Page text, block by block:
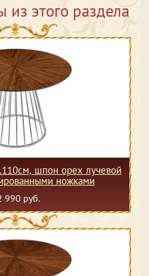
из этого раздела
шпон орех лучевой
ножками
990 руб.